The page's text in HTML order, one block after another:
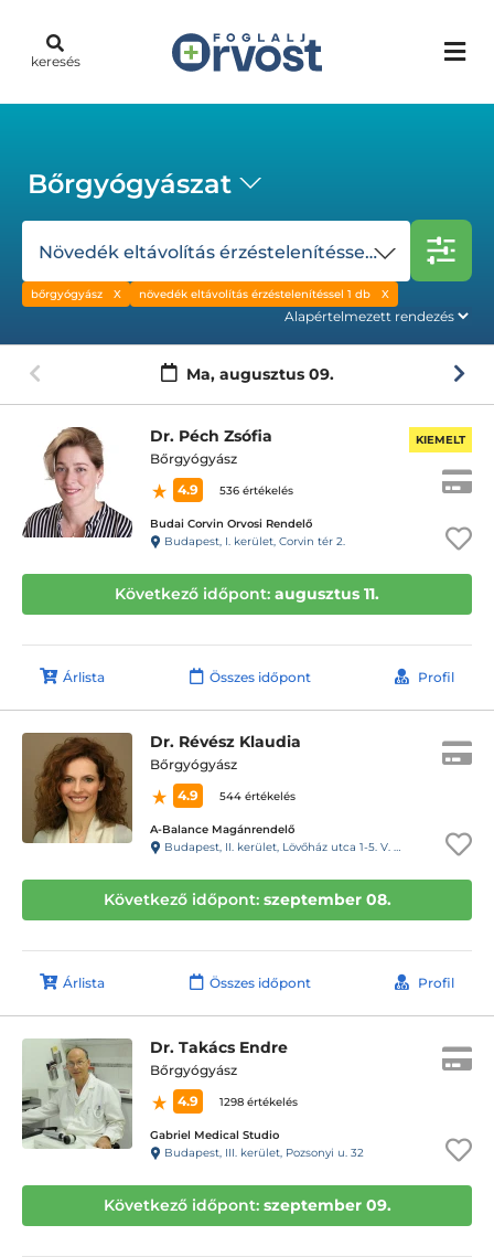
keresés
Bőrgyógyászat
Növedék eltávolítás érzéstelenítéssel 1 db
bőrgyógyász növedék eltávolítás érzéstelenítéssel 1 db
Ma, augusztus 09.
Dr. Péch Zsófia
Bőrgyógyász
4.9
536 értékelés
Budai Corvin Orvosi Rendelő
Budapest, I. kerület, Corvin tér 2.
KIEMELT
Következő időpont: augusztus 11.
Árlista Összes időpont Profil
Dr. Révész Klaudia
Bőrgyógyász
4.9
544 értékelés
A-Balance Magánrendelő
Budapest, II. kerület, Lövőház utca 1-5. V. emelet (Mammut II.)
Következő időpont: szeptember 08.
Árlista Összes időpont Profil
Dr. Takács Endre
Bőrgyógyász
4.9
1298 értékelés
Gabriel Medical Studio
Budapest, III. kerület, Pozsonyi u. 32
Következő időpont: szeptember 09.